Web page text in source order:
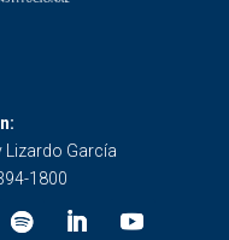
Lizardo García
1800